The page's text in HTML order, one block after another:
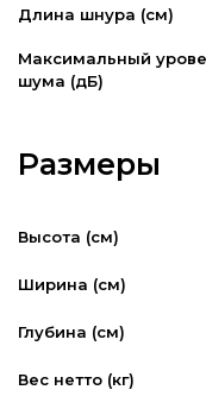
Длина шнура (см)
Максимальный
шума (дБ)
Размеры
Высота (см)
Ширина (см)
Глубина (см)
Вес нетто (кг)